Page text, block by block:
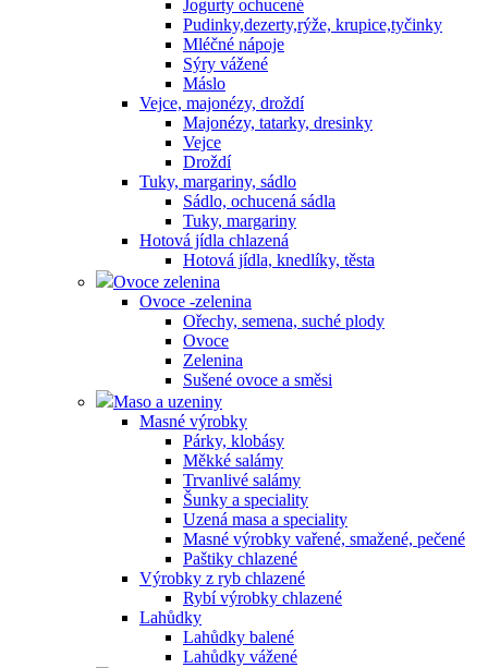
Jogurty ochucené
Pudinky,dezerty,rýže, krupice,tyčinky
Mléčné nápoje
Sýry vážené
Máslo
Vejce, majonézy, droždí
Majonézy, tatarky, dresinky
Vejce
Droždí
Tuky, margariny, sádlo
Sádlo, ochucená sádla
Tuky, margariny
Hotová jídla chlazená
Hotová jídla, knedlíky, těsta
Ovoce zelenina
Ovoce -zelenina
Ořechy, semena, suché plody
Ovoce
Zelenina
Sušené ovoce a směsi
Maso a uzeniny
Masné výrobky
Párky, klobásy
Měkké salámy
Trvanlivé salámy
Šunky a speciality
Uzená masa a speciality
Masné výrobky vařené, smažené, pečené
Paštiky chlazené
Výrobky z ryb chlazené
Rybí výrobky chlazené
Lahůdky
Lahůdky balené
Lahůdky vážené